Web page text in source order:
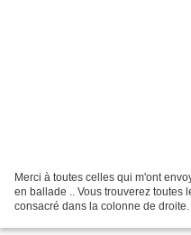
Merci à toutes celles qui m'ont
en ballade .. Vous trouverez toutes
consacré dans la colonne de